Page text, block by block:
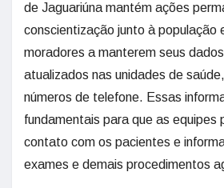
de Jaguariúna mantém ações
conscientização junto à população
moradores a manterem seus
atualizados nas unidades de
números de telefone. Essas
fundamentais para que as equipes
contato com os pacientes e
exames e demais procedimentos